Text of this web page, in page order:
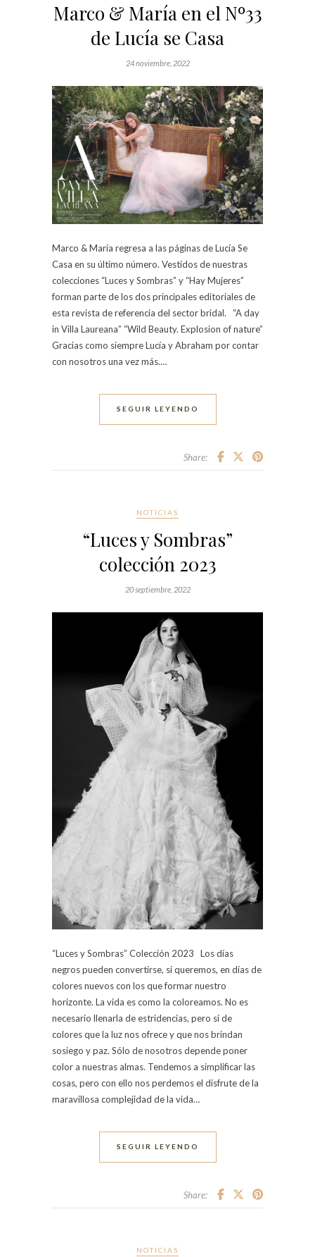
Marco & María en el Nº33
de Lucía se Casa
24 noviembre, 2022
Marco & María regresa a las páginas de Lucía Se
Casa en su último número. Vestidos de nuestras
colecciones “Luces y Sombras” y “Hay Mujeres”
forman parte de los dos principales editoriales de
esta revista de referencia del sector bridal. “A day
in Villa Laureana” “Wild Beauty. Explosion of nature”
Gracias como siempre Lucía y Abraham por contar
con nosotros una vez más.…
SEGUIR LEYENDO
Share:
NOTICIAS
“Luces y Sombras”
colección 2023
20 septiembre, 2022
“Luces y Sombras” Colección 2023 Los días
negros pueden convertirse, si queremos, en días de
colores nuevos con los que formar nuestro
horizonte. La vida es como la coloreamos. No es
necesario llenarla de estridencias, pero sí de
colores que la luz nos ofrece y que nos brindan
sosiego y paz. Sólo de nosotros depende poner
color a nuestras almas. Tendemos a simplificar las
cosas, pero con ello nos perdemos el disfrute de la
maravillosa complejidad de la vida…
SEGUIR LEYENDO
Share:
NOTICIAS